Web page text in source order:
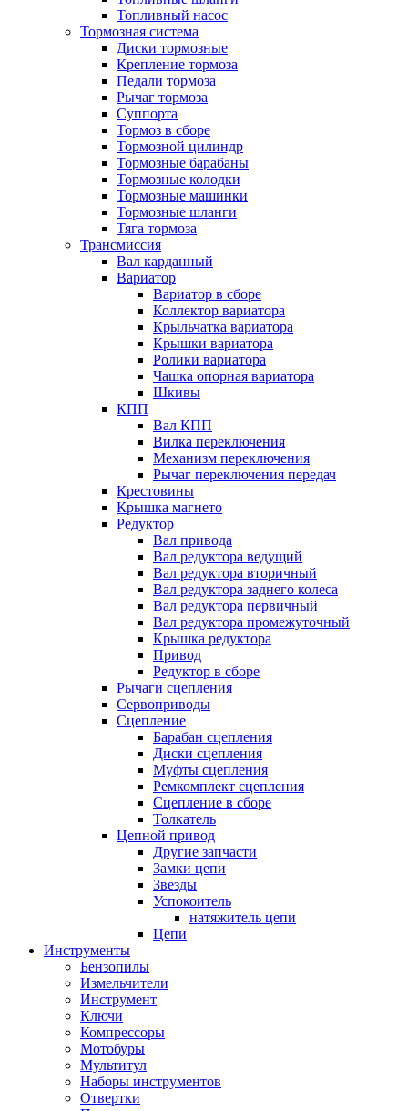
Топливный насос
Тормозная система
Диски тормозные
Крепление тормоза
Педали тормоза
Рычаг тормоза
Суппорта
Тормоз в сборе
Тормозной цилиндр
Тормозные барабаны
Тормозные колодки
Тормозные машинки
Тормозные шланги
Тяга тормоза
Трансмиссия
Вал карданный
Вариатор
Вариатор в сборе
Коллектор вариатора
Крыльчатка вариатора
Крышки вариатора
Ролики вариатора
Чашка опорная вариатора
Шкивы
КПП
Вал КПП
Вилка переключения
Механизм переключения
Рычаг переключения передач
Крестовины
Крышка магнето
Редуктор
Вал привода
Вал редуктора ведущий
Вал редуктора вторичный
Вал редуктора заднего колеса
Вал редуктора первичный
Вал редуктора промежуточный
Крышка редуктора
Привод
Редуктор в сборе
Рычаги сцепления
Сервоприводы
Сцепление
Барабан сцепления
Диски сцепления
Муфты сцепления
Ремкомплект сцепления
Сцепление в сборе
Толкатель
Цепной привод
Другие запчасти
Замки цепи
Звезды
Успокоитель
натяжитель цепи
Цепи
Инструменты
Бензопилы
Измельчители
Инструмент
Ключи
Компрессоры
Мотобуры
Мультитул
Наборы инструментов
Отвертки